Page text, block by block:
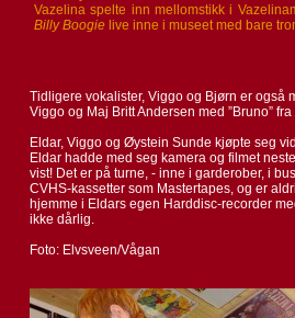
Vazelina spelte inn mellomstikk i
Billy Boogie live inne i museet med bare
Tidligere vokalister, Viggo og Bjørn er også
Viggo og Maj Britt Andersen med ”Bruno”
Eldar, Viggo og Øystein Sunde kjøpte seg
Eldar hadde med seg kamera og filmet
vist! Det er på turne, - inne i garderober, i
CVHS-kassetter som Mastertapes, og er
hjemme i Eldars egen Harddisc-recorder
ikke dårlig.
Foto: Elvsveen/Vågan